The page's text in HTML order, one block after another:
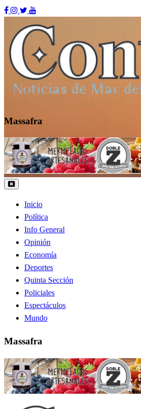
Skip
content
Contraste MDP
Massafra
Inicio
Política
Info General
Opinión
Economía
Deportes
Quinta Sección
Policiales
Espectáculos
Mundo
Massafra